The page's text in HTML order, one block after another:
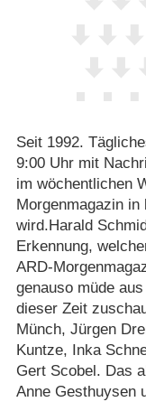
Seit 1992.
9:00 Uhr mit
im wöchentlichen
Morgenmagazin
wird.Harald
Erkennung,
ARD-
genauso müde
dieser Zeit
Münch, Jürgen
Kuntze, Inka
Gert Scobel. Das
Anne Gesthuysen